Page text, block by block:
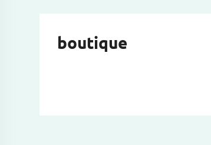
boutique